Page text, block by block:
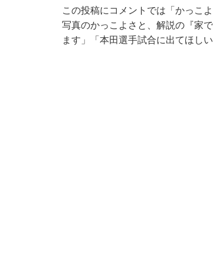
この投稿にコメントでは「かっこ
写真のかっこよさと、解説の『家
ます」「本田選手試合に出てほし